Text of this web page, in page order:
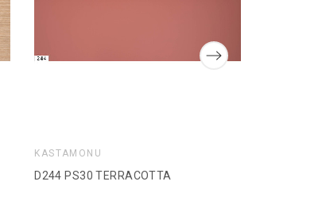
KASTAMONU
D244 PS30 TERRACOTTA